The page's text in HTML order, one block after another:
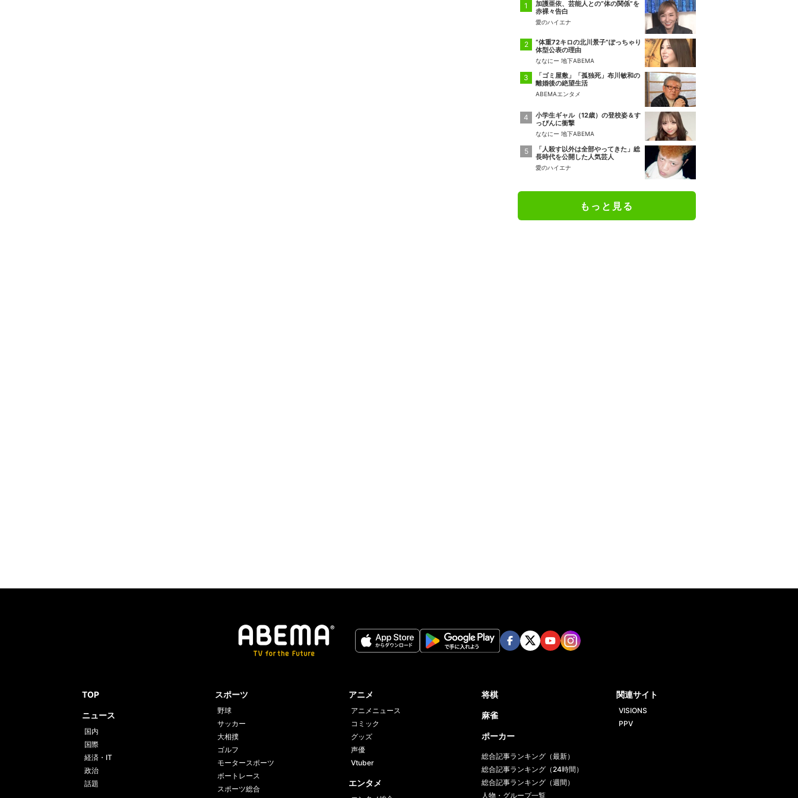
加護亜依、芸能人との“体の関係”を
赤裸々告白
愛のハイエナ
“体重72キロの北川景子”ぽっちゃり
体型公表の理由
ななにー 地下ABEMA
「ゴミ屋敷」「孤独死」布川敏和の
離婚後の絶望生活
ABEMAエンタメ
小学生ギャル（12歳）の登校姿＆す
っぴんに衝撃
ななにー 地下ABEMA
「人殺す以外は全部やってきた」総
長時代を公開した人気芸人
愛のハイエナ
もっと見る
TOP
ニュース
国内
国際
経済・IT
政治
話題
スポーツ
野球
サッカー
大相撲
ゴルフ
モータースポーツ
ボートレース
スポーツ総合
アニメ
アニメニュース
コミック
グッズ
声優
Vtuber
エンタメ
将棋
麻雀
ポーカー
総合記事ランキング（最新）
総合記事ランキング（24時間）
総合記事ランキング（週間）
人物・グループ一覧
関連サイト
VISIONS
PPV